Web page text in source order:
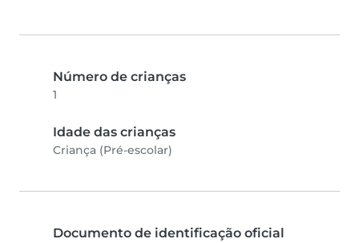
Número de crianças
1
Idade das crianças
Criança (Pré-escolar)
Documento de identificação oficial